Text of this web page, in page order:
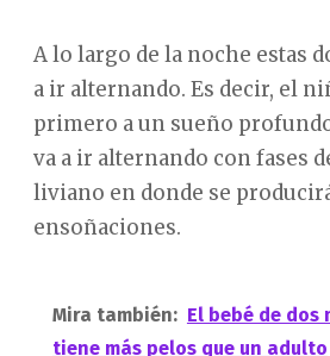
A lo largo de la noche estas
a ir alternando. Es decir, el
primero a un sueño
va a ir alternando con fases
liviano en donde se
ensoñaciones.
Mira también: El bebé de dos
tiene más pelos que un adulto